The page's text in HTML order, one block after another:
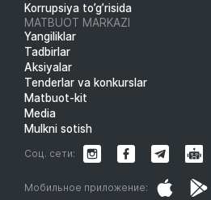
Korrupsiya to’g’risida
MATBUOT MARKAZI
Yangiliklar
Tadbirlar
Aksiyalar
Tenderlar va konkurslar
Matbuot-kit
Media
Mulkni sotish
Мобильное приложение:
Соц. сети: